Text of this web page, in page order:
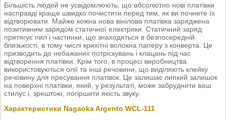
Більшість людей не усвідомлюють, що абсолютно нові платівки
насправді краще швидко почистити перед тим, як ви почнете їх
відтворювати. Майже кожна нова вінілова платівка заряджена
позитивним зарядом статичної електрики. Статичний заряд
притягує пил і частинки, що знаходяться в безпосередній
близькості, в тому числі крихітні волокна паперу з конверта. Це
призводить до небажаних потріскувань і клацань під час
відтворення платівки. Крім того, в процесі виробництва
використовуються олії та інші речовини, що виділяють клейку
речовину для пресування платівок. Це залишає липкий залишок
на поверхні платівки, який, у результаті, може забруднити ваш
стилус і, зрештою, погіршити якість звуку.
Характеристики Nagaoka Argento WCL-111